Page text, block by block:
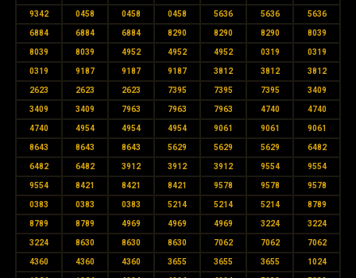
9342 0458 0458 0458 5636 5636 5636
6884 6884 6884 8290 8290 8290 8039
8039 8039 4952 4952 4952 0319 0319
0319 9187 9187 9187 3812 3812 3812
2623 2623 2623 7395 7395 7395 3409
3409 3409 7963 7963 7963 4740 4740
4740 4954 4954 4954 9061 9061 9061
8643 8643 8643 5629 5629 5629 6482
6482 6482 3912 3912 3912 9554 9554
9554 8421 8421 8421 9578 9578 9578
0383 0383 0383 5214 5214 5214 8789
8789 8789 4969 4969 4969 3224 3224
3224 8630 8630 8630 7062 7062 7062
4360 4360 4360 3655 3655 3655 1024